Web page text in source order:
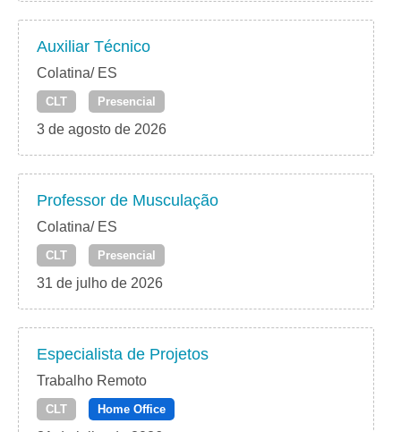
Auxiliar Técnico
Colatina/ ES
CLT Presencial
3 de agosto de 2026
Professor de Musculação
Colatina/ ES
CLT Presencial
31 de julho de 2026
Especialista de Projetos
Trabalho Remoto
CLT Home Office